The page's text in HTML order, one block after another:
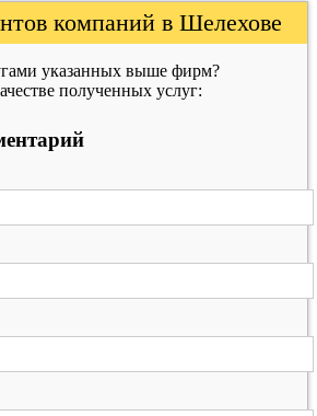
компаний в Шелехове
указанных выше фирм?
полученных услуг: